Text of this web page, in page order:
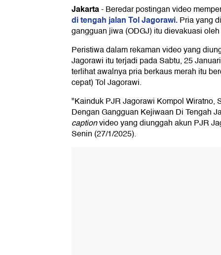
Jakarta-Beredar postingan video
di tengah jalan Tol Jagorawi.Pria yang
gangguan jiwa (ODGJ) itu dievakuasi
Peristiwa dalam rekaman video yang
Jagorawi itu terjadi pada Sabtu, 25
terlihat awalnya pria berkaus merah itu
cepat) Tol Jagorawi.
"Kainduk PJR Jagorawi Kompol Wiratno,
Dengan Gangguan Kejiwaan Di Tengah
captionvideo yang diunggah akun PJR
Senin (27/1/2025).